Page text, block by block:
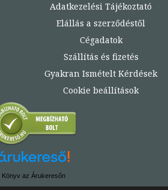
Adatkezelési Tájékoztató
Elállás a szerződéstől
Cégadatok
Szállítás és fizetés
Gyakran Ismételt Kérdések
Cookie beállítások
Könyv az Árukeresőn